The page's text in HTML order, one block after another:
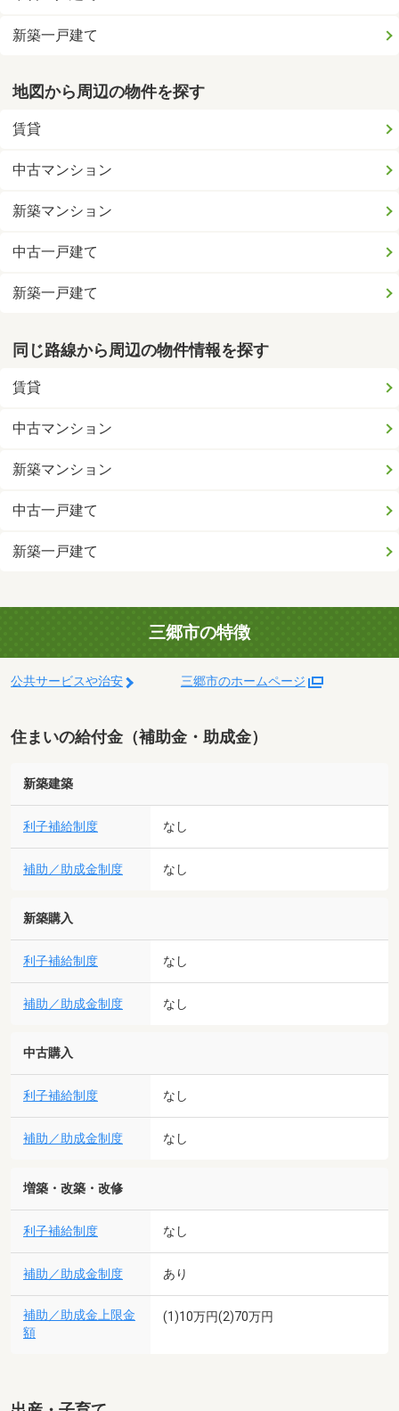
新築一戸建て
地図から周辺の物件を探す
賃貸
中古マンション
新築マンション
中古一戸建て
新築一戸建て
同じ路線から周辺の物件情報を探す
賃貸
中古マンション
新築マンション
中古一戸建て
新築一戸建て
三郷市の特徴
公共サービスや治安 三郷市のホームページ
住まいの給付金（補助金・助成金）
新築建築
利子補給制度 なし
補助／助成金制度 なし
新築購入
利子補給制度 なし
補助／助成金制度 なし
中古購入
利子補給制度 なし
補助／助成金制度 なし
増築・改築・改修
利子補給制度 なし
補助／助成金制度 あり
補助／助成金上限金
額
(1)10万円(2)70万円